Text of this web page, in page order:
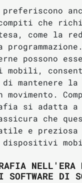
che
come la
possono
mantenere la
si adatta a
che
e preziosa
SOFTWARE DI